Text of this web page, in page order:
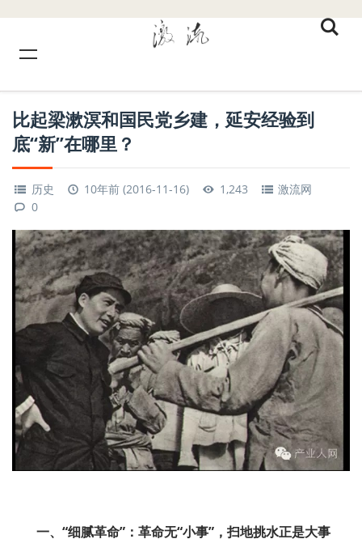
比起梁漱溟和国民党乡建，延安经验到
底“新”在哪里？
历史 10年前 (2016-11-16) 1,243
激流网
0
一、“细腻革命”：革命无“小事”，扫地挑水正是大事